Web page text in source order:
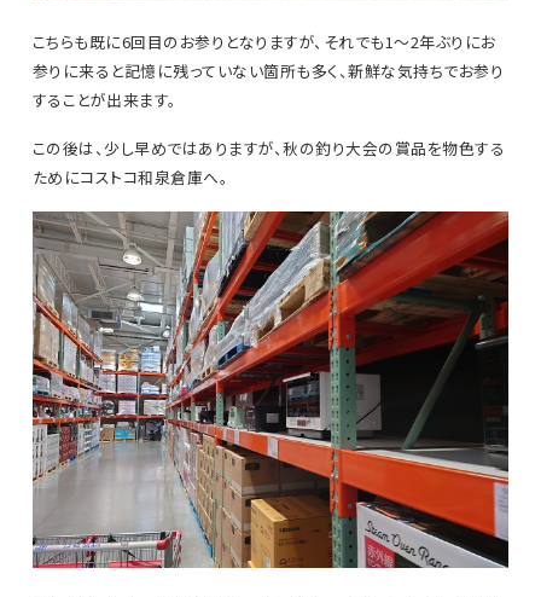
こちらも既に6回目のお参りとなりますが、それでも1～2年ぶりにお
参りに来ると記憶に残っていない箇所も多く、新鮮な気持ちでお参り
することが出来ます。
この後は、少し早めではありますが、秋の釣り大会の賞品を物色する
ためにコストコ和泉倉庫へ。